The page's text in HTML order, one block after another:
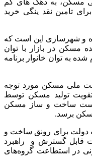
تامین نقد ینگی خرید
و شهرسازی این است که
مسکن در بازار با توان
به توان خانوار برنامه
ملی مسکن مورد توجه
تولید مسکن توسط
ساخت و ساز مسکن
برسد.
دولت برای رونق ساخت و
قابل گسترش و راهبرد
در استطاعت گروه‌های